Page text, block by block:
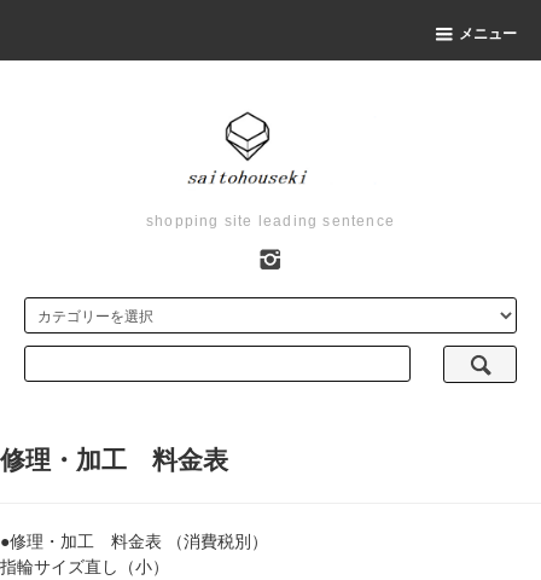
メニュー
shopping site leading sentence
修理・加工 料金表
●修理・加工 料金表 （消費税別）
指輪サイズ直し（小）